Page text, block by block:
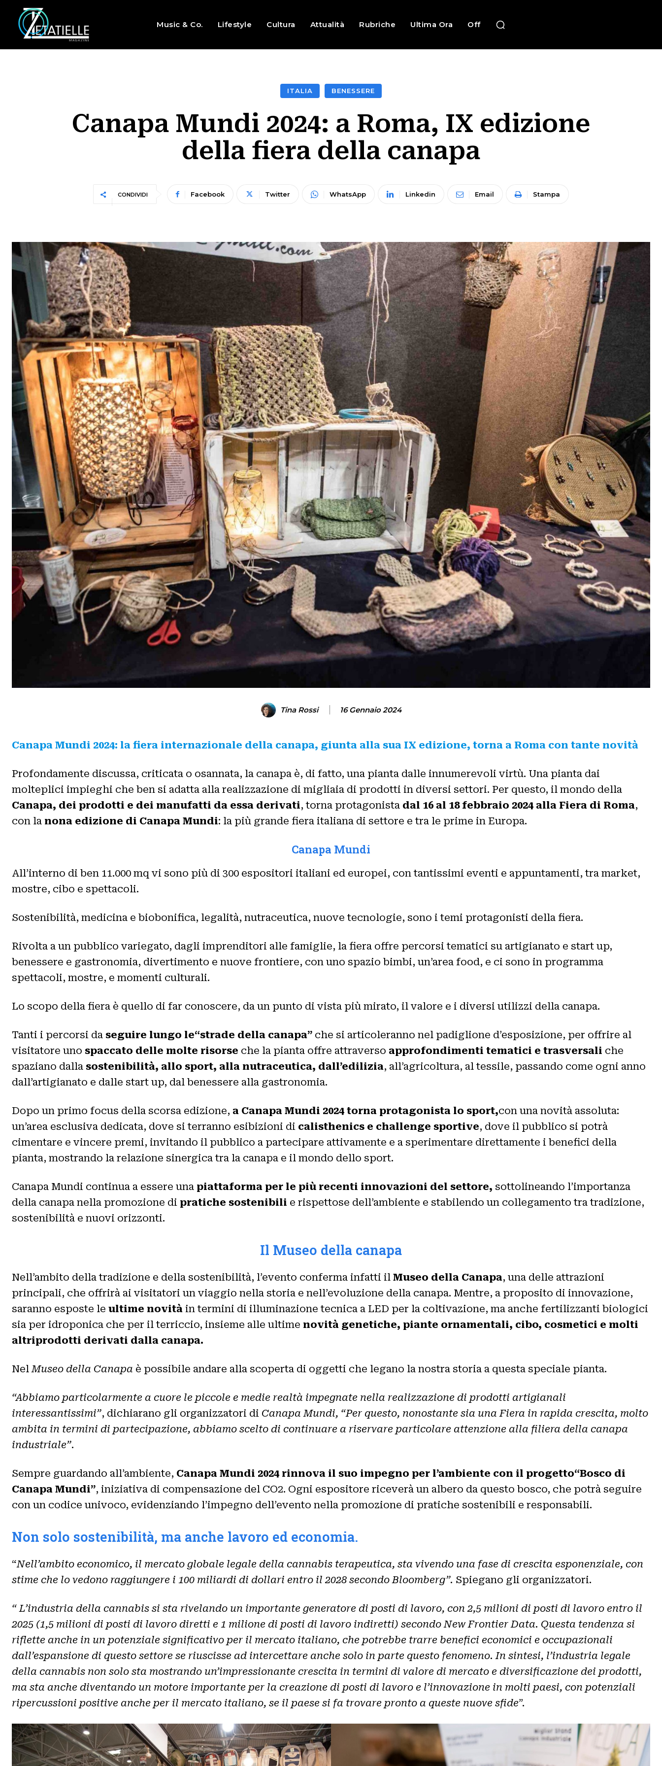
Music & Co. Lifestyle Cultura Attualità Rubriche Ultima Ora Off
ITALIA BENESSERE
Canapa Mundi 2024: a Roma, IX edizione
della fiera della canapa
CONDIVIDI Facebook Twitter WhatsApp Linkedin Email Stampa
Tina Rossi 16 Gennaio 2024
Canapa Mundi 2024: la fiera internazionale della canapa, giunta alla sua IX edizione, torna a Roma con tante novità
Profondamente discussa, criticata o osannata, la canapa è, di fatto, una pianta dalle innumerevoli virtù. Una pianta dai
molteplici impieghi che ben si adatta alla realizzazione di migliaia di prodotti in diversi settori. Per questo, il mondo della
Canapa, dei prodotti e dei manufatti da essa derivati, torna protagonista dal 16 al 18 febbraio 2024 alla Fiera di Roma,
con la nona edizione di Canapa Mundi: la più grande fiera italiana di settore e tra le prime in Europa.
Canapa Mundi
All’interno di ben 11.000 mq vi sono più di 300 espositori italiani ed europei, con tantissimi eventi e appuntamenti, tra market,
mostre, cibo e spettacoli.
Sostenibilità, medicina e biobonifica, legalità, nutraceutica, nuove tecnologie, sono i temi protagonisti della fiera.
Rivolta a un pubblico variegato, dagli imprenditori alle famiglie, la fiera offre percorsi tematici su artigianato e start up,
benessere e gastronomia, divertimento e nuove frontiere, con uno spazio bimbi, un’area food, e ci sono in programma
spettacoli, mostre, e momenti culturali.
Lo scopo della fiera è quello di far conoscere, da un punto di vista più mirato, il valore e i diversi utilizzi della canapa.
Tanti i percorsi da seguire lungo le“strade della canapa” che si articoleranno nel padiglione d’esposizione, per offrire al
visitatore uno spaccato delle molte risorse che la pianta offre attraverso approfondimenti tematici e trasversali che
spaziano dalla sostenibilità, allo sport, alla nutraceutica, dall’edilizia, all’agricoltura, al tessile, passando come ogni anno
dall’artigianato e dalle start up, dal benessere alla gastronomia.
Dopo un primo focus della scorsa edizione, a Canapa Mundi 2024 torna protagonista lo sport,con una novità assoluta:
un’area esclusiva dedicata, dove si terranno esibizioni di calisthenics e challenge sportive, dove il pubblico si potrà
cimentare e vincere premi, invitando il pubblico a partecipare attivamente e a sperimentare direttamente i benefici della
pianta, mostrando la relazione sinergica tra la canapa e il mondo dello sport.
Canapa Mundi continua a essere una piattaforma per le più recenti innovazioni del settore, sottolineando l’importanza
della canapa nella promozione di pratiche sostenibili e rispettose dell’ambiente e stabilendo un collegamento tra tradizione,
sostenibilità e nuovi orizzonti.
Il Museo della canapa
Nell’ambito della tradizione e della sostenibilità, l’evento conferma infatti il Museo della Canapa, una delle attrazioni
principali, che offrirà ai visitatori un viaggio nella storia e nell’evoluzione della canapa. Mentre, a proposito di innovazione,
saranno esposte le ultime novità in termini di illuminazione tecnica a LED per la coltivazione, ma anche fertilizzanti biologici
sia per idroponica che per il terriccio, insieme alle ultime novità genetiche, piante ornamentali, cibo, cosmetici e molti
altriprodotti derivati dalla canapa.
Nel Museo della Canapa è possibile andare alla scoperta di oggetti che legano la nostra storia a questa speciale pianta.
“Abbiamo particolarmente a cuore le piccole e medie realtà impegnate nella realizzazione di prodotti artigianali
interessantissimi”, dichiarano gli organizzatori di Canapa Mundi, “Per questo, nonostante sia una Fiera in rapida crescita, molto
ambita in termini di partecipazione, abbiamo scelto di continuare a riservare particolare attenzione alla filiera della canapa
industriale”.
Sempre guardando all’ambiente, Canapa Mundi 2024 rinnova il suo impegno per l’ambiente con il progetto“Bosco di
Canapa Mundi”, iniziativa di compensazione del CO2. Ogni espositore riceverà un albero da questo bosco, che potrà seguire
con un codice univoco, evidenziando l’impegno dell’evento nella promozione di pratiche sostenibili e responsabili.
Non solo sostenibilità, ma anche lavoro ed economia.
“Nell’ambito economico, il mercato globale legale della cannabis terapeutica, sta vivendo una fase di crescita esponenziale, con
stime che lo vedono raggiungere i 100 miliardi di dollari entro il 2028 secondo Bloomberg”. Spiegano gli organizzatori.
“ L’industria della cannabis si sta rivelando un importante generatore di posti di lavoro, con 2,5 milioni di posti di lavoro entro il
2025 (1,5 milioni di posti di lavoro diretti e 1 milione di posti di lavoro indiretti) secondo New Frontier Data. Questa tendenza si
riflette anche in un potenziale significativo per il mercato italiano, che potrebbe trarre benefici economici e occupazionali
dall’espansione di questo settore se riuscisse ad intercettare anche solo in parte questo fenomeno. In sintesi, l’industria legale
della cannabis non solo sta mostrando un’impressionante crescita in termini di valore di mercato e diversificazione dei prodotti,
ma sta anche diventando un motore importante per la creazione di posti di lavoro e l’innovazione in molti paesi, con potenziali
ripercussioni positive anche per il mercato italiano, se il paese si fa trovare pronto a queste nuove sfide”.